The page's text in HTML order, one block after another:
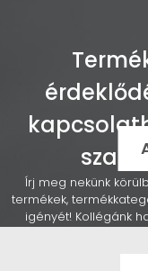
Írj meg nekünk
termékek,
igényét! Kollégánk